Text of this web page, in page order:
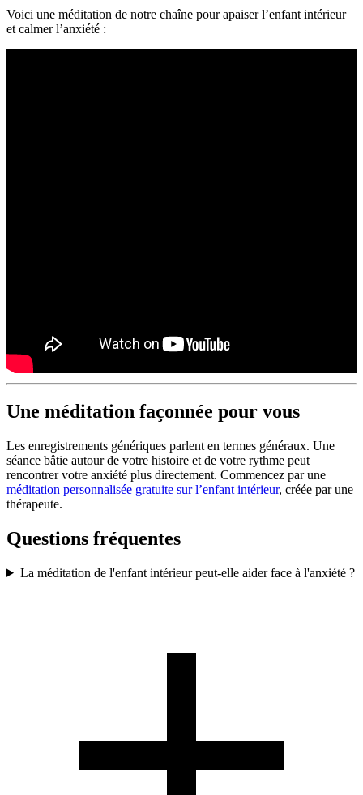
Voici une méditation de notre chaîne pour apaiser l’enfant intérieur
et calmer l’anxiété :
Une méditation façonnée pour vous
Les enregistrements génériques parlent en termes généraux. Une
séance bâtie autour de votre histoire et de votre rythme peut
rencontrer votre anxiété plus directement. Commencez par une
méditation personnalisée gratuite sur l’enfant intérieur, créée par une
thérapeute.
Questions fréquentes
La méditation de l'enfant intérieur peut-elle aider face à l'anxiété ?